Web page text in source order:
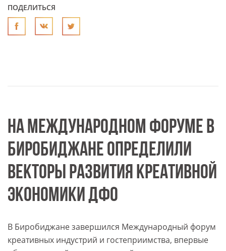
ПОДЕЛИТЬСЯ
НА МЕЖДУНАРОДНОМ ФОРУМЕ В
БИРОБИДЖАНЕ ОПРЕДЕЛИЛИ
ВЕКТОРЫ РАЗВИТИЯ КРЕАТИВНОЙ
ЭКОНОМИКИ ДФО
В Биробиджане завершился Международный форум
креативных индустрий и гостеприимства, впервые